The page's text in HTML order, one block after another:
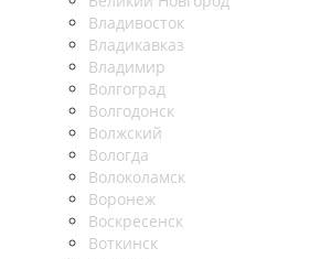
Владивосток
Владикавказ
Владимир
Волгоград
Волгодонск
Волжский
Вологда
Волоколамск
Воронеж
Воскресенск
Воткинск